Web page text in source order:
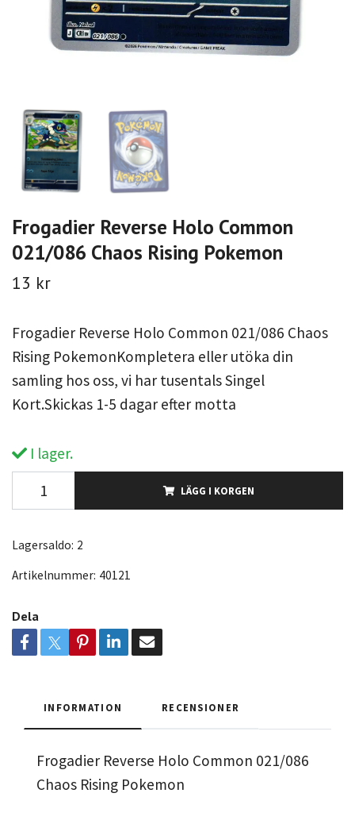
Frogadier Reverse Holo Common
021/086 Chaos Rising Pokemon
13 kr
Frogadier Reverse Holo Common 021/086 Chaos
Rising PokemonKompletera eller utöka din
samling hos oss, vi har tusentals Singel
Kort.Skickas 1-5 dagar efter motta
I lager.
LÄGG I KORGEN
Lagersaldo: 2
Artikelnummer: 40121
Dela
INFORMATION RECENSIONER
Frogadier Reverse Holo Common 021/086
Chaos Rising Pokemon